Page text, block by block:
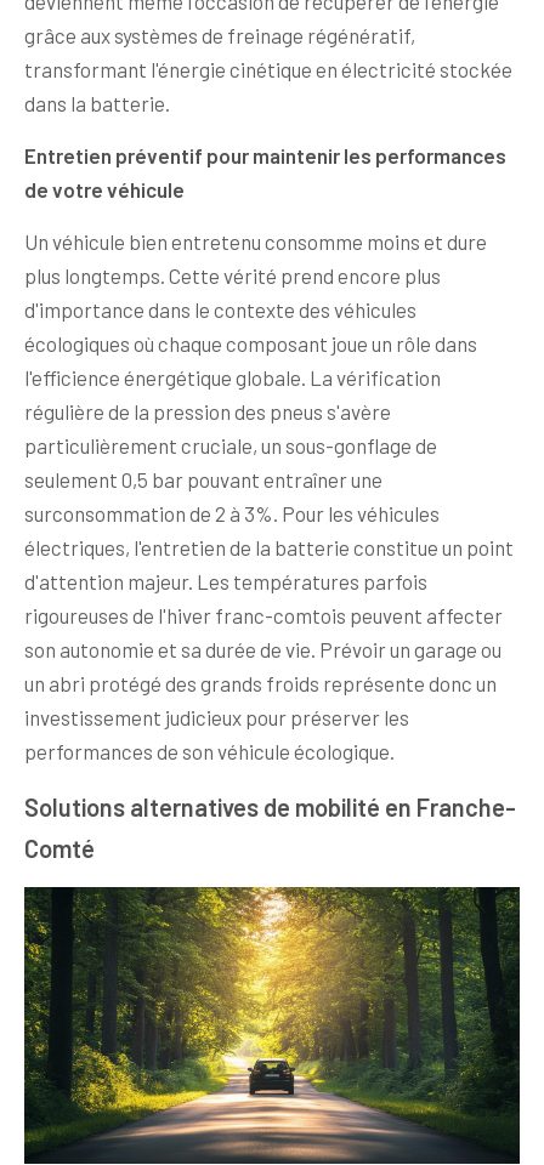
grâce aux systèmes de freinage régénératif,
transformant l'énergie cinétique en électricité stockée
dans la batterie.
Entretien préventif pour maintenir les performances
de votre véhicule
Un véhicule bien entretenu consomme moins et dure
plus longtemps. Cette vérité prend encore plus
d'importance dans le contexte des véhicules
écologiques où chaque composant joue un rôle dans
l'efficience énergétique globale. La vérification
régulière de la pression des pneus s'avère
particulièrement cruciale, un sous-gonflage de
seulement 0,5 bar pouvant entraîner une
surconsommation de 2 à 3%. Pour les véhicules
électriques, l'entretien de la batterie constitue un point
d'attention majeur. Les températures parfois
rigoureuses de l'hiver franc-comtois peuvent affecter
son autonomie et sa durée de vie. Prévoir un garage ou
un abri protégé des grands froids représente donc un
investissement judicieux pour préserver les
performances de son véhicule écologique.
Solutions alternatives de mobilité en Franche-
Comté